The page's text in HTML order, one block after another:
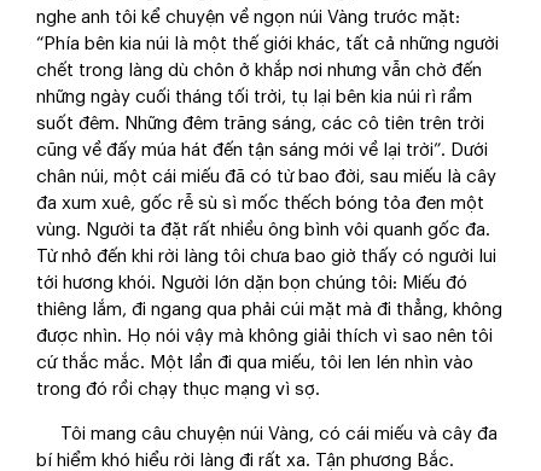
nghe anh tôi kể chuyện về ngọn núi Vàng trước mặt:
“Phía bên kia núi là một thế giới khác, tất cả những người
chết trong làng dù chôn ở khắp nơi nhưng vẫn chờ đến
những ngày cuối tháng tối trời, tụ lại bên kia núi rì rầm
suốt đêm. Những đêm trăng sáng, các cô tiên trên trời
cũng về đấy múa hát đến tận sáng mới về lại trời”. Dưới
chân núi, một cái miếu đã có từ bao đời, sau miếu là cây
đa xum xuê, gốc rễ sù sì mốc thếch bóng tỏa đen một
vùng. Người ta đặt rất nhiều ông bình vôi quanh gốc đa.
Từ nhỏ đến khi rời làng tôi chưa bao giờ thấy có người lui
tới hương khói. Người lớn dặn bọn chúng tôi: Miếu đó
thiêng lắm, đi ngang qua phải cúi mặt mà đi thẳng, không
được nhìn. Họ nói vậy mà không giải thích vì sao nên tôi
cứ thắc mắc. Một lần đi qua miếu, tôi len lén nhìn vào
trong đó rồi chạy thục mạng vì sợ.
Tôi mang câu chuyện núi Vàng, có cái miếu và cây đa
bí hiểm khó hiểu rời làng đi rất xa. Tận phương Bắc.